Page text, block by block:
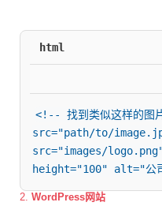
html
<!-- 找到类似这样的图
src="path/to/
src="images/
height="100" alt="公
2. WordPress网站